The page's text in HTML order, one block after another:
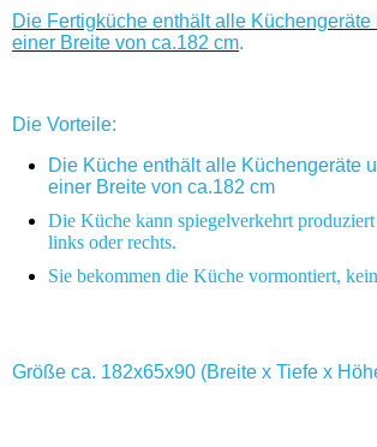
Die Fertigküche enthält alle
einer Breite von ca.182 cm.
Die Vorteile:
Die Küche enthält alle Küchengeräte
einer Breite von ca.182 cm
Die Küche kann spiegelverkehrt
links oder rechts.
Sie bekommen die Küche vormontiert,
Größe ca. 182x65x90 (Breite x Tiefe x